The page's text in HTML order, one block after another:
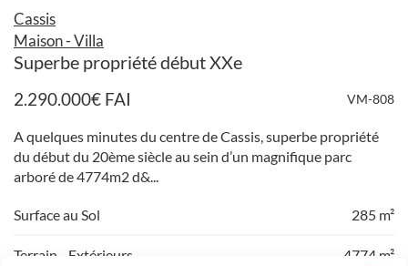
Cassis
Maison - Villa
Superbe propriété début XXe
2.290.000€ FAI VM-808
A quelques minutes du centre de Cassis, superbe propriété
du début du 20ème siècle au sein d’un magnifique parc
arboré de 4774m2 d&...
Surface au Sol 285 m²
Terrain - Extérieurs 4774 m²